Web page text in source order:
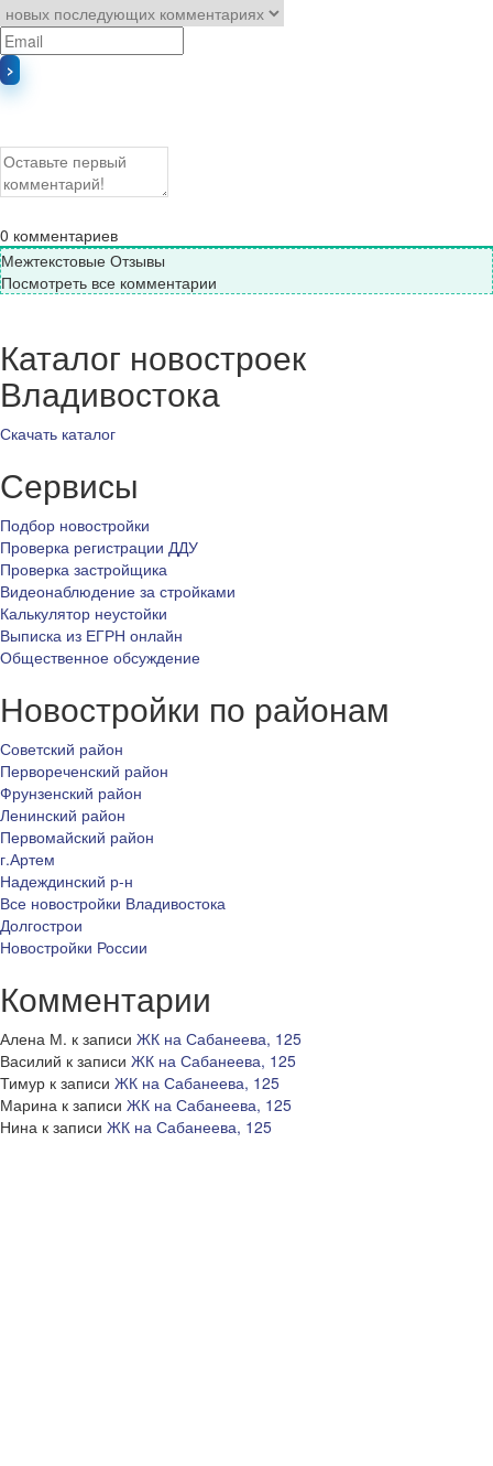
0 комментариев
Межтекстовые Отзывы
Посмотреть все комментарии
Каталог новостроек
Владивостока
Скачать каталог
Сервисы
Подбор новостройки
Проверка регистрации ДДУ
Проверка застройщика
Видеонаблюдение за стройками
Калькулятор неустойки
Выписка из ЕГРН онлайн
Общественное обсуждение
Новостройки по районам
Советский район
Первореченский район
Фрунзенский район
Ленинский район
Первомайский район
г.Артем
Надеждинский р-н
Все новостройки Владивостока
Долгострои
Новостройки России
Комментарии
Алена М. к записи ЖК на Сабанеева, 125
Василий к записи ЖК на Сабанеева, 125
Тимур к записи ЖК на Сабанеева, 125
Марина к записи ЖК на Сабанеева, 125
Нина к записи ЖК на Сабанеева, 125